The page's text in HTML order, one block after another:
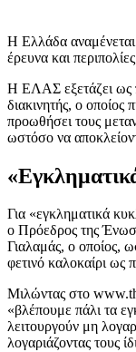
Η Ελλάδα αναμένεται
έρευνα και
Η ΕΛΑΣ εξετάζει ως
διακινητής, ο
προωθήσει τους
ωστόσο να
Για «εγκληματικά
ο Πρόεδρος της
Γιαλαμάς, ο οποίος,
φετινό καλοκαίρι ως
Μιλώντας στο
«βλέπουμε πάλι τα
λειτουργούν μη
λογαριάζοντας τους